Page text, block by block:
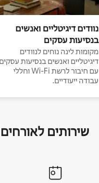
נוודים דיגיטליים ואנשים
בנסיעות עסקים
מקומות לינה נוחים לנוודים
דיגיטליים ואנשים בנסיעות עסקים
עם חיבור לרשת Wi-Fi וחללי
עבודה ייעודיים.
שירותים